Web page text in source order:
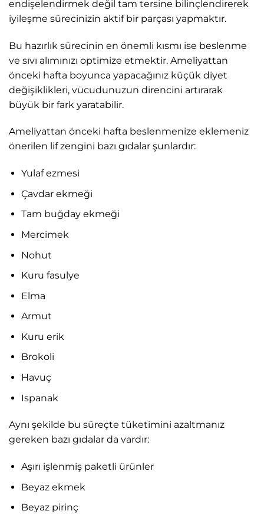
endişelendirmek değil tam tersine bilinçlendirerek
iyileşme sürecinizin aktif bir parçası yapmaktır.
Bu hazırlık sürecinin en önemli kısmı ise beslenme
ve sıvı alımınızı optimize etmektir. Ameliyattan
önceki hafta boyunca yapacağınız küçük diyet
değişiklikleri, vücudunuzun direncini artırarak
büyük bir fark yaratabilir.
Ameliyattan önceki hafta beslenmenize eklemeniz
önerilen lif zengini bazı gıdalar şunlardır:
Yulaf ezmesi
Çavdar ekmeği
Tam buğday ekmeği
Mercimek
Nohut
Kuru fasulye
Elma
Armut
Kuru erik
Brokoli
Havuç
Ispanak
Aynı şekilde bu süreçte tüketimini azaltmanız
gereken bazı gıdalar da vardır:
Aşırı işlenmiş paketli ürünler
Beyaz ekmek
Beyaz pirinç